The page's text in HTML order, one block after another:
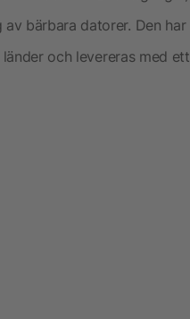
bärbara datorer. Den har
och levereras med